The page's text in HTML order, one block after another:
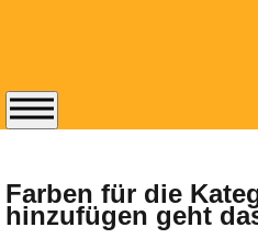
Farben für die
hinzufügen geht
Abonnieren Sie den
erscheinenden
Newsletter von
Mailhilfe.de